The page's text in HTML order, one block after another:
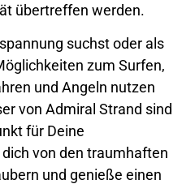
übertreffen werden.
suchst oder als
zum Surfen,
und Angeln nutzen
von Admiral Strand sind
für Deine
von den traumhaften
und genieße einen